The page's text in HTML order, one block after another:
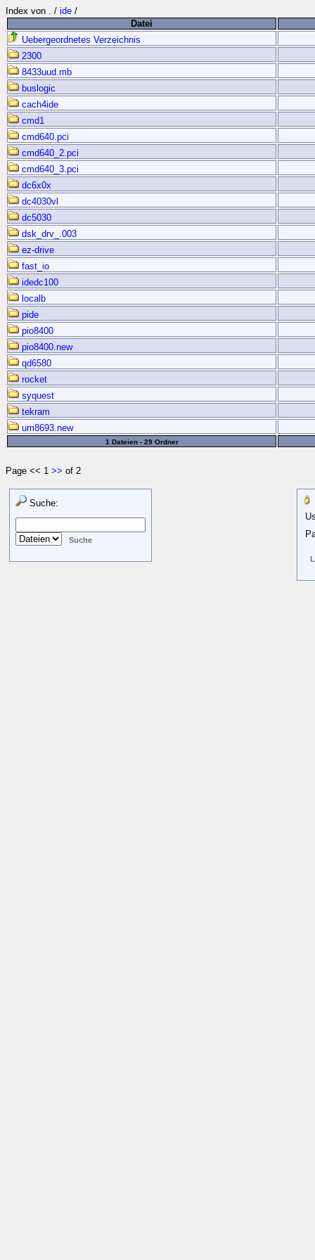
Index von . / ide /
Datei
Uebergeordnetes Verzeichnis
2300
8433uud.mb
buslogic
cach4ide
cmd1
cmd640.pci
cmd640_2.pci
cmd640_3.pci
dc6x0x
dc4030vl
dc5030
dsk_drv_.003
ez-drive
fast_io
idedc100
localb
pide
pio8400
pio8400.new
qd6580
rocket
syquest
tekram
um8693.new
1 Dateien - 29 Ordner
Page << 1 >> of 2
Suche: